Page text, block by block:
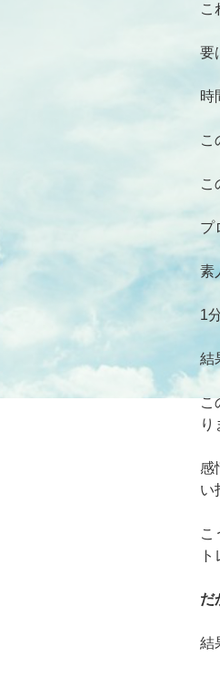
こ
要
時
こ
こ
プ
素
1
結
こ
り
感
い
こ
だ
結